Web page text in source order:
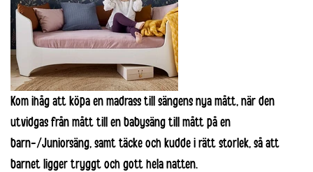
Kom ihåg att köpa en madrass till sängens nya mått, när den
utvidgas från mått till en babysäng till mått på en
barn-/Juniorsäng, samt täcke och kudde i rätt storlek, så att
barnet ligger tryggt och gott hela natten.